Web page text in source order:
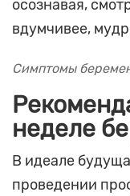
осознавая,
вдумчивее,
Симптомы
неделе
В идеале
проведении